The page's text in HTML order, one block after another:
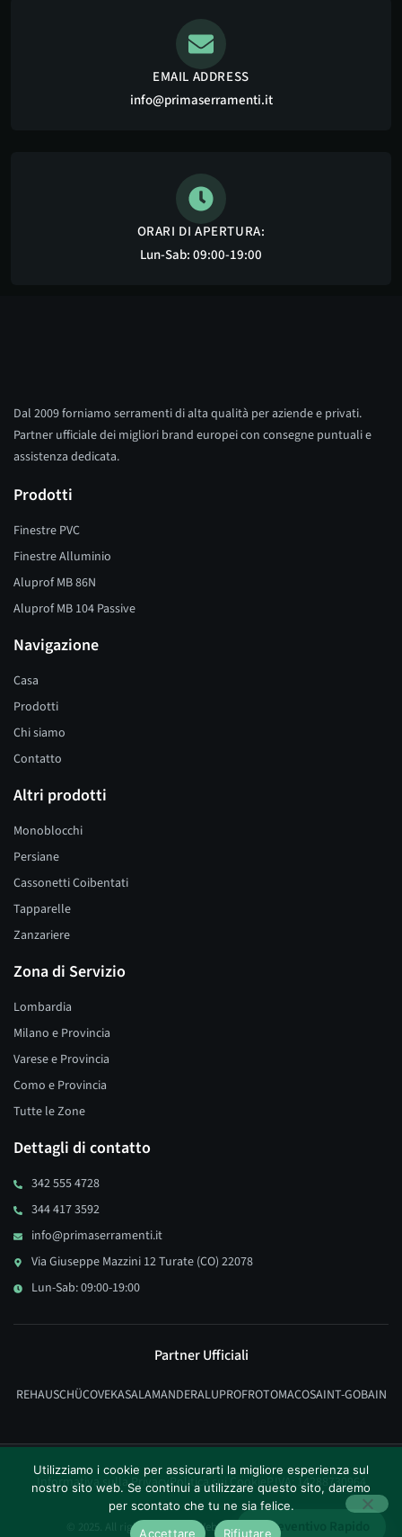
EMAIL ADDRESS
info@primaserramenti.it
ORARI DI APERTURA:
Lun-Sab: 09:00-19:00
Dal 2009 forniamo serramenti di alta qualità per aziende e privati.
Partner ufficiale dei migliori brand europei con consegne puntuali e
assistenza dedicata.
Prodotti
Finestre PVC
Finestre Alluminio
Aluprof MB 86N
Aluprof MB 104 Passive
Navigazione
Casa
Prodotti
Chi siamo
Contatto
Altri prodotti
Monoblocchi
Persiane
Cassonetti Coibentati
Tapparelle
Zanzariere
Zona di Servizio
Lombardia
Milano e Provincia
Varese e Provincia
Como e Provincia
Tutte le Zone
Dettagli di contatto
342 555 4728
344 417 3592
info@primaserramenti.it
Via Giuseppe Mazzini 12 Turate (CO) 22078
Lun-Sab: 09:00-19:00
Partner Ufficiali
REHAUSCHÜCOVEKASALAMANDERALUPROFROTOMACOSAINT-GOBAIN
© 2025. All rights reserved. Website made byLeo Nicolae
Informativa sulla PrivacyPolitica sui CookieP.IVA: 14288730964
Preventivo Rapido
Utilizziamo i cookie per assicurarti la migliore esperienza sul
nostro sito web. Se continui a utilizzare questo sito, daremo
per scontato che tu ne sia felice.
Accettare
Rifiutare